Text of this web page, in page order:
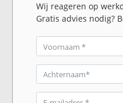
Wij reageren op
Gratis advies nodig?